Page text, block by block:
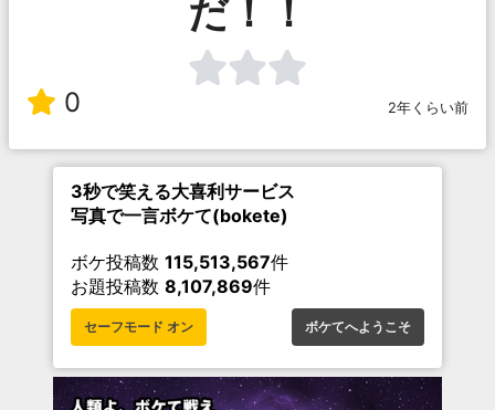
だ！！
0 2年くらい前
3秒で笑える大喜利サービス
写真で一言ボケて(bokete)
ボケ投稿数 115,513,567件
お題投稿数 8,107,869件
セーフモード オン ボケてへようこそ